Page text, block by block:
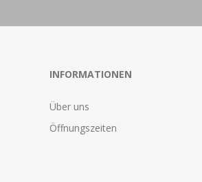
INFORMATIONEN
Über uns
Öffnungszeiten